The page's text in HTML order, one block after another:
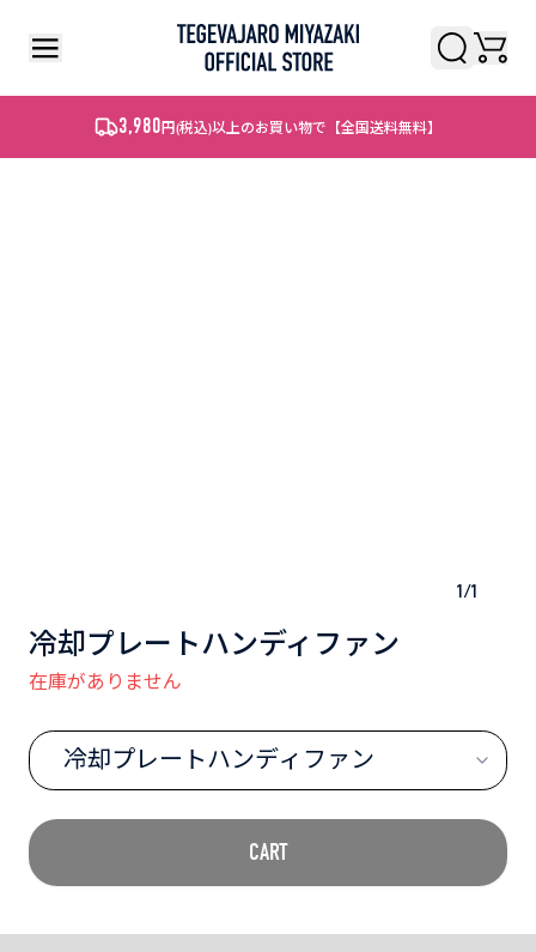
検索検索
3,980 円(税込)以上のお買い物で【全国送料無料】
1/1
冷却プレートハンディファン
在庫がありません
冷却プレートハンディファン
CART